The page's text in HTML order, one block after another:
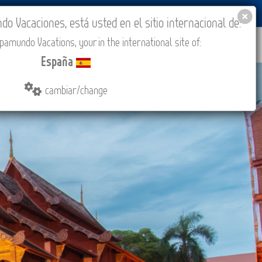
COMPRAR CONTACTO MÁS
Vacaciones, está usted en el sitio internacional de:
Vacations, your in the international site of:
España
cambiar/change